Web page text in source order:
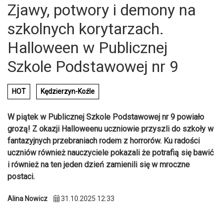
Zjawy, potwory i demony na
szkolnych korytarzach.
Halloween w Publicznej
Szkole Podstawowej nr 9
HOT Kędzierzyn-Koźle
W piątek w Publicznej Szkole Podstawowej nr 9 powiało
grozą! Z okazji Halloweenu uczniowie przyszli do szkoły w
fantazyjnych przebraniach rodem z horrorów. Ku radości
uczniów również nauczyciele pokazali że potrafią się bawić
i również na ten jeden dzień zamienili się w mroczne
postaci.
Alina Nowicz 31.10.2025 12:33